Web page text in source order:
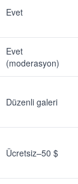
Evet
Evet
(moderasyon)
Düzenli galeri
Ücretsiz–50 $